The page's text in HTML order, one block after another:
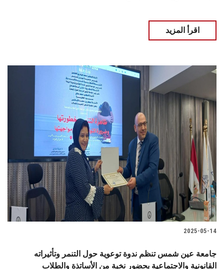
اقرأ المزيد
2025-05-14
جامعة عين شمس تنظم ندوة توعوية حول التنمر وتأثيراته
القانونية والاجتماعية بحضور نخبة من الأساتذة والطلاب